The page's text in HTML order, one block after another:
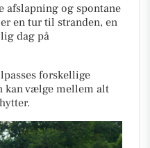
afslapning og spontane
en tur til stranden, en
dag på
forskellige
kan vælge mellem alt